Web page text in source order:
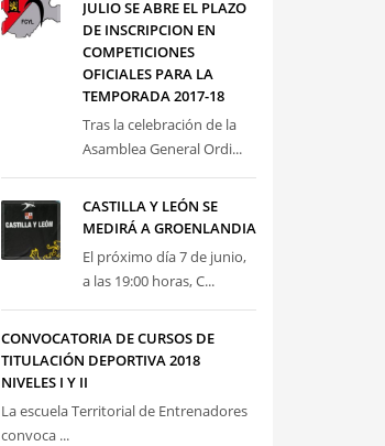
JULIO SE ABRE EL PLAZO
DE INSCRIPCION EN
COMPETICIONES
OFICIALES PARA LA
TEMPORADA 2017-18
Tras la celebración de la
Asamblea General Ordi...
CASTILLA Y LEÓN SE
MEDIRÁ A GROENLANDIA
El próximo día 7 de junio,
a las 19:00 horas, C...
CONVOCATORIA DE CURSOS DE
TITULACIÓN DEPORTIVA 2018
NIVELES I Y II
La escuela Territorial de Entrenadores
convoca ...